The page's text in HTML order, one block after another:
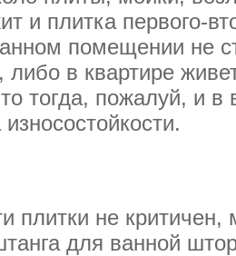
и плитка первого-
помещении не
либо в квартире
тогда, пожалуй, и
плитки не
для ванной